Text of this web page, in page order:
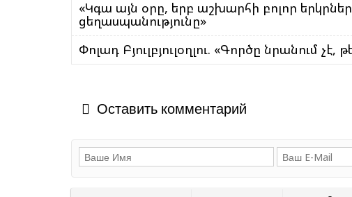
«Կգա այն օրը, երբ աշխարհի բոլոր
ցեղասպանությունը»
Փոլադ Բյուլբյուլօղլու. «Գործը նրանում չէ,
Оставить комментарий